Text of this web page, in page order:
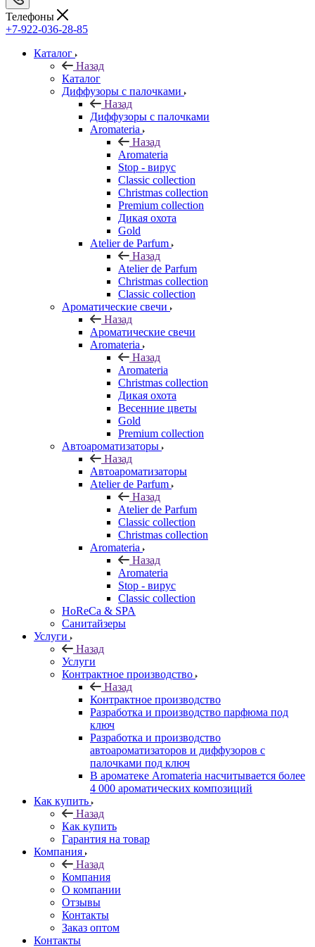
Телефоны
+7-922-036-28-85
Каталог
Назад
Каталог
Диффузоры с палочками
Назад
Диффузоры с палочками
Aromateria
Назад
Aromateria
Stop - вирус
Сlassic collection
Сhristmas collection
Premium collection
Дикая охота
Gold
Atelier de Parfum
Назад
Atelier de Parfum
Christmas collection
Classic collection
Ароматические свечи
Назад
Ароматические свечи
Aromateria
Назад
Aromateria
Сhristmas collection
Дикая охота
Весенние цветы
Gold
Premium collection
Автоароматизаторы
Назад
Автоароматизаторы
Atelier de Parfum
Назад
Atelier de Parfum
Classic collection
Christmas collection
Aromateria
Назад
Aromateria
Stop - вирус
Сlassic collection
HoReCa & SPA
Санитайзеры
Услуги
Назад
Услуги
Контрактное производство
Назад
Контрактное производство
Разработка и производство парфюма под
ключ
Разработка и производство
автоароматизаторов и диффузоров с
палочками под ключ
В ароматеке Aromateria насчитывается более
4 000 ароматических композиций
Как купить
Назад
Как купить
Гарантия на товар
Компания
Назад
Компания
О компании
Отзывы
Контакты
Заказ оптом
Контакты